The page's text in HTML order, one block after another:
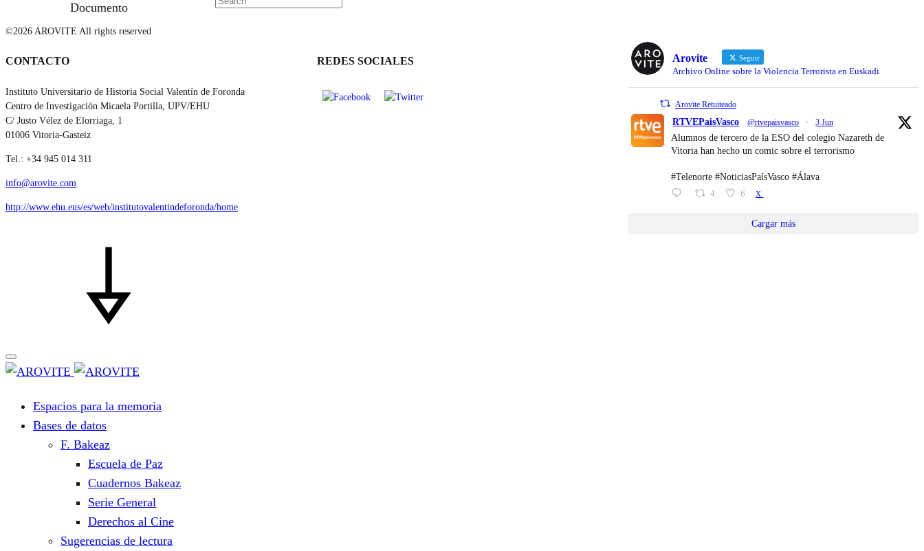
Documento
©2026 AROVITE All rights reserved
CONTACTO
Instituto Universitario de Historia Social Valentín de Foronda
Centro de Investigación Micaela Portilla, UPV/EHU
C/ Justo Vélez de Elorriaga, 1
01006 Vitoria-Gasteiz
Tel.: +34 945 014 311
info@arovite.com
http://www.ehu.eus/es/web/institutovalentindeforonda/home
REDES SOCIALES Arovite Seguir
Archivo Online sobre la Violencia Terrorista en Euskadi
Arovite Retuiteado
RTVEPaisVasco @rtvepaisvasco · 3 Jun
Alumnos de tercero de la ESO del colegio Nazareth de
Vitoria han hecho un comic sobre el terrorismo
#Telenorte #NoticiasPaísVasco #Álava
4 6 X
Cargar más
Espacios para la memoria
Bases de datos
F. Bakeaz
Escuela de Paz
Cuadernos Bakeaz
Serie General
Derechos al Cine
Sugerencias de lectura